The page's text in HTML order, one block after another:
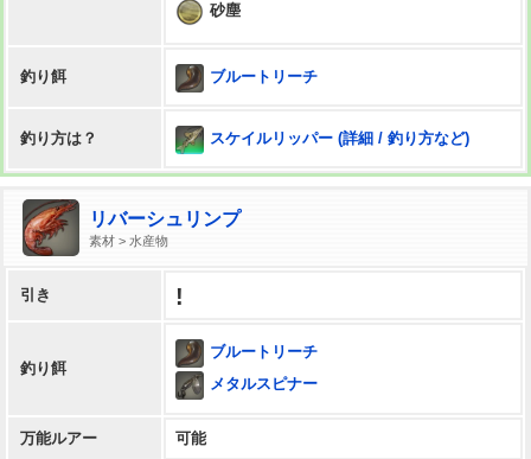
砂塵
釣り餌 ブルートリーチ
釣り方は？ スケイルリッパー (詳細 / 釣り方など)
リバーシュリンプ
素材 > 水産物
引き !
釣り餌
ブルートリーチ
メタルスピナー
万能ルアー 可能